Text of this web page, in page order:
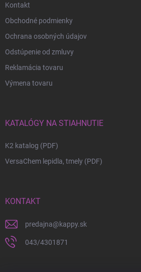
Kontakt
Obchodné podmienky
Ochrana osobných údajov
Odstúpenie od zmluvy
Reklamácia tovaru
Výmena tovaru
KATALÓGY NA STIAHNUTIE
K2 katalog (PDF)
VersaChem lepidla, tmely (PDF)
KONTAKT
predajna@kappy.sk
043/4301871